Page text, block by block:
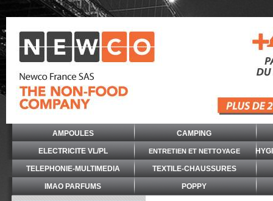
AMPOULES CAMPING
ELECTRICITE VL/PL ENTRETIEN ET NETTOYAGE
TELEPHONIE-MULTIMEDIA TEXTILE-CHAUSSURES
IMAO PARFUMS POPPY